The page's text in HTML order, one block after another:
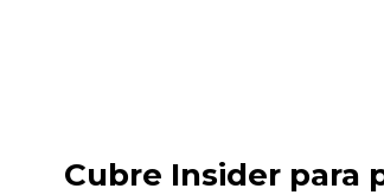
Cubre Insider para